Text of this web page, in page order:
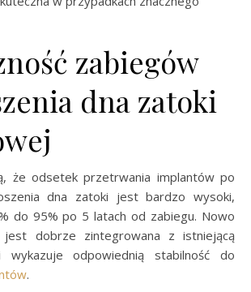
zabiegów
dna zatoki
że odsetek przetrwania implantów po
dna zatoki jest bardzo wysoki,
do 95% po 5 latach od zabiegu. Nowo
jest dobrze zintegrowana z istniejącą
odpowiednią stabilność do
.